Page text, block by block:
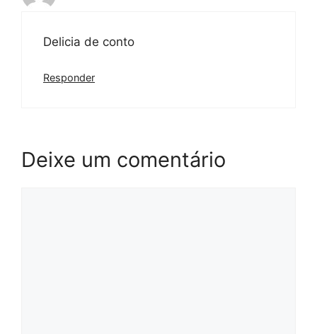
Delicia de conto
Responder
Deixe um comentário